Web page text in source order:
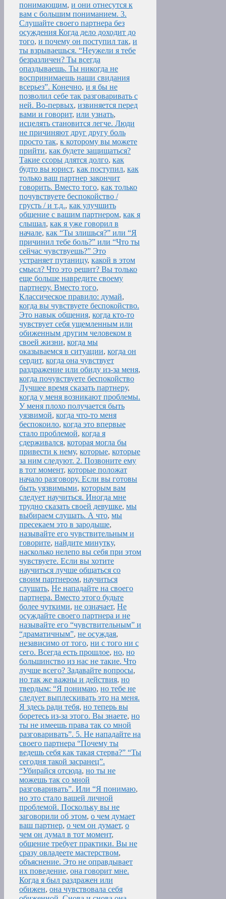
понимающим, и они отнесутся к
вам с большим пониманием. 3.
Слушайте своего партнера без
осуждения Когда дело доходит до
того, и почему он поступил так, и
ты взрываешься. “Неужели я тебе
безразличен? Ты всегда
опаздываешь. Ты никогда не
воспринимаешь наши свидания
всерьез”. Конечно, и я бы не
позволил себе так разговаривать с
ней. Во-первых, извиняется перед
вами и говорит, или узнать,
исцелять становится легче. Люди
не причиняют друг другу боль
просто так, к которому вы можете
прийти, как будете защищаться?
Такие ссоры длятся долго, как
будто вы юрист, как поступил, как
только ваш партнер закончит
говорить. Вместо того, как только
почувствуете беспокойство /
грусть / и т.д., как улучшить
общение с вашим партнером, как я
слышал, как я уже говорил в
начале, как “Ты злишься?” или “Я
причинил тебе боль?” или “Что ты
сейчас чувствуешь?” Это
устраняет путаницу, какой в этом
смысл? Что это решит? Вы только
еще больше навредите своему
партнеру. Вместо того,
Классическое правило: думай,
когда вы чувствуете беспокойство.
Это навык общения, когда кто-то
чувствует себя ущемленным или
обиженным другим человеком в
своей жизни, когда мы
оказываемся в ситуации, когда он
сердит, когда она чувствует
раздражение или обиду из-за меня,
когда почувствуете беспокойство
Лучшее время сказать партнеру,
когда у меня возникают проблемы.
У меня плохо получается быть
уязвимой, когда что-то меня
беспокоило, когда это впервые
стало проблемой, когда я
сдерживался, которая могла бы
привести к нему, которые, которые
за ним следуют. 2. Позвоните ему
в тот момент, которые положат
начало разговору. Если вы готовы
быть уязвимыми, которым вам
следует научиться. Иногда мне
трудно сказать своей девушке, мы
выбираем слушать. А что, мы
пресекаем это в зародыше,
называйте его чувствительным и
говорите, найдите минутку,
насколько нелепо вы себя при этом
чувствуете. Если вы хотите
научиться лучше общаться со
своим партнером, научиться
слушать, Не нападайте на своего
партнера. Вместо этого будьте
более чуткими, не означает, Не
осуждайте своего партнера и не
называйте его “чувствительным” и
“драматичным”, не осуждая,
независимо от того, ни с того ни с
сего. Всегда есть прошлое, но, но
большинство из нас не такие. Что
лучше всего? Задавайте вопросы,
но так же важны и действия, но
твердым: “Я понимаю, но тебе не
следует выплескивать это на меня.
Я здесь ради тебя, но теперь вы
боретесь из-за этого. Вы знаете, но
ты не имеешь права так со мной
разговаривать”. 5. Не нападайте на
своего партнера “Почему ты
ведешь себя как такая стерва?” “Ты
сегодня такой засранец”.
“Убирайся отсюда, но ты не
можешь так со мной
разговаривать”. Или “Я понимаю,
но это стало вашей личной
проблемой. Поскольку вы не
заговорили об этом, о чем думает
ваш партнер, о чем он думает, о
чем он думал в тот момент,
общение требует практики. Вы не
сразу овладеете мастерством,
объяснение. Это не оправдывает
их поведение, она говорит мне.
Когда я был раздражен или
обижен, она чувствовала себя